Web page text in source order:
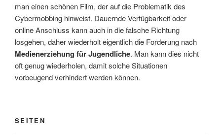
man einen schönen Film, der auf die Problematik des
Cybermobbing hinweist. Dauernde Verfügbarkeit oder
online Anschluss kann auch in die falsche Richtung
losgehen, daher wiederholt eigentlich die Forderung nach
Medienerziehung für Jugendliche. Man kann dies nicht
oft genug wiederholen, damit solche Situationen
vorbeugend verhindert werden können.
SEITEN